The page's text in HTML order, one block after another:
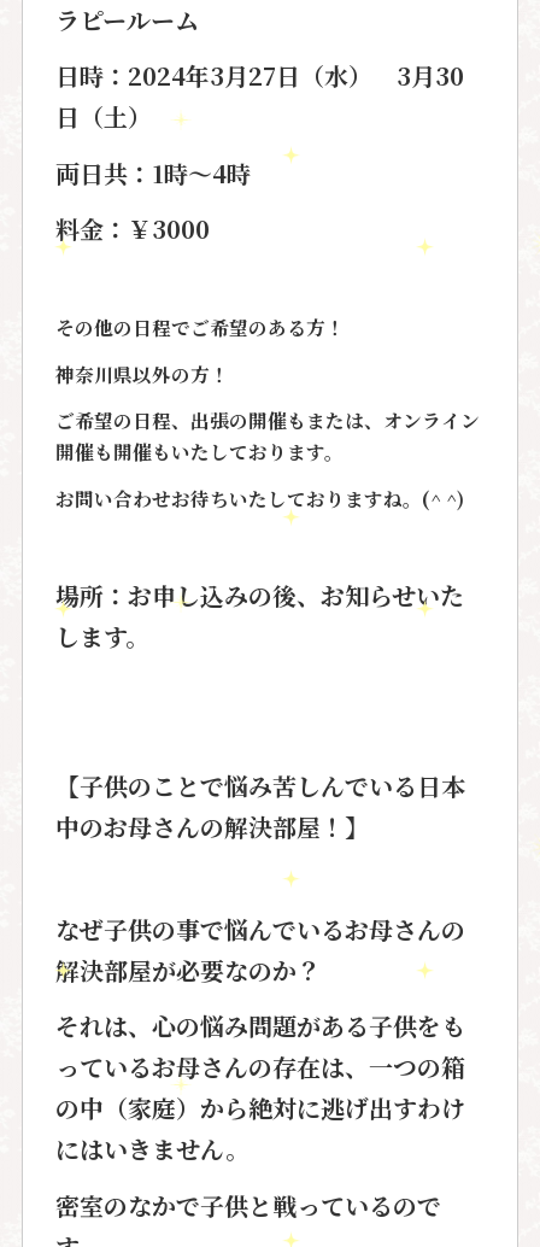
ラピールーム
日時： 2024年3月27日（水） 3月30
日（土）
両日共：1時〜4時
料金：￥3000
その他の日程でご希望のある方！
神奈川県以外の方！
ご希望の日程、出張の開催もまたは、オンライン
開催も開催もいたしております。
お問い合わせお待ちいたしておりますね。(^ ^)
場所：お申し込みの後、お知らせいた
します。
【子供のことで悩み苦しんでいる日本
中のお母さんの解決部屋！】
なぜ子供の事で悩んでいるお母さんの
解決部屋が必要なのか？
それは、心の悩み問題がある子供をも
っているお母さんの存在は、 一つの箱
の中（家庭）から絶対に逃げ出すわけ
にはいきません。
密室のなかで子供と戦っているので